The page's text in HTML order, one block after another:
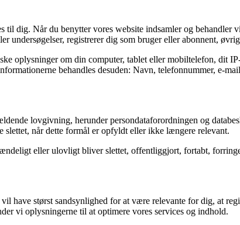
til dig. Når du benytter vores website indsamler og
registrerer dig som bruger eller abonnent,
oplysninger om din computer, tablet eller mobiltelefon, dit
behandles desuden: Navn, telefonnummer, e-
lovgivning, herunder persondataforordningen og
når dette formål er opfyldt eller ikke længere relevant.
eller ulovligt bliver slettet, offentliggjort, fortabt,
have størst sandsynlighed for at være relevante for dig, at
vi oplysningerne til at optimere vores services og indhold.